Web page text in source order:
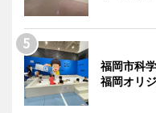
福岡市科
福岡オリ